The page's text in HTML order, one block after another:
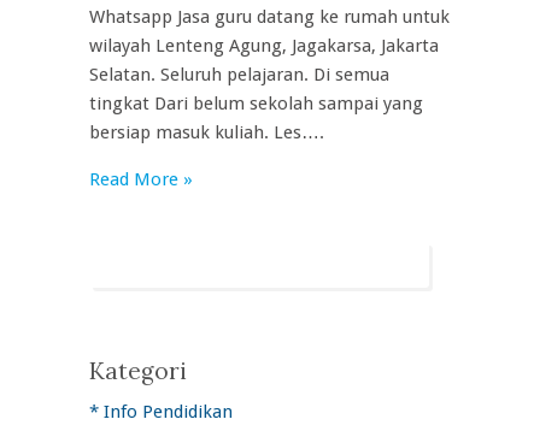
Whatsapp Jasa guru datang ke rumah untuk
wilayah Lenteng Agung, Jagakarsa, Jakarta
Selatan. Seluruh pelajaran. Di semua
tingkat Dari belum sekolah sampai yang
bersiap masuk kuliah. Les….
Read More »
Kategori
* Info Pendidikan